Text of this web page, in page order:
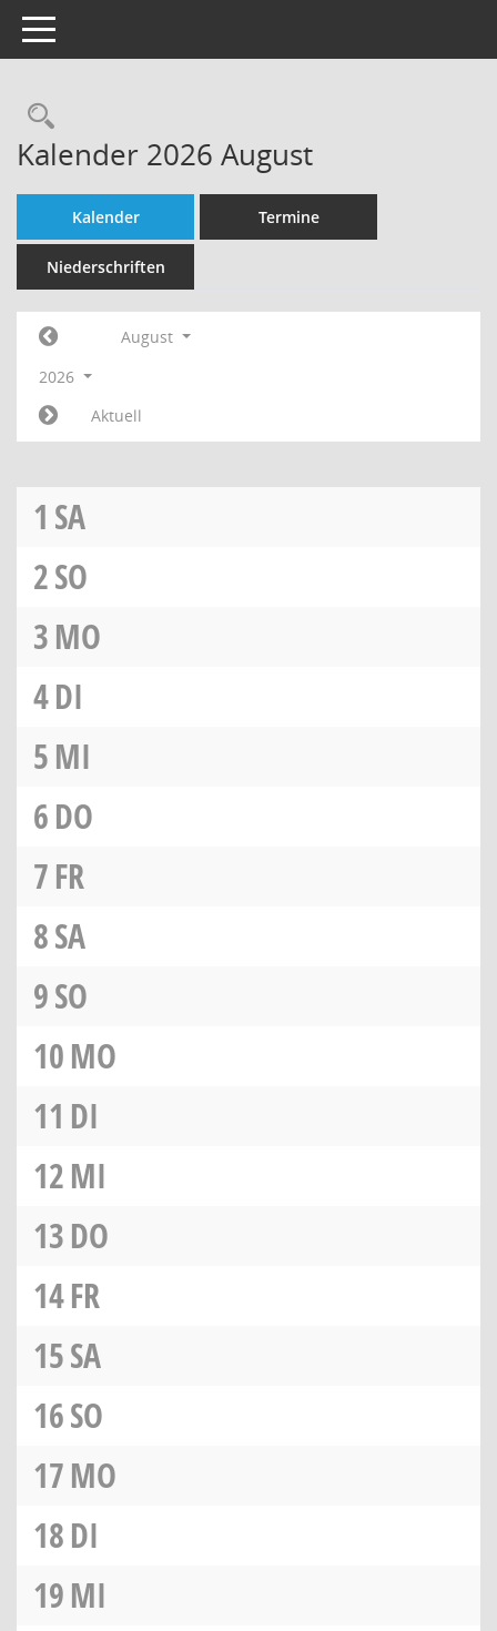
Toggle navigation
Rechercheauswahl
Kalender 2026 August
Kalender Termine
Niederschriften
August
2026
Aktuell
1 SA
2SO
3MO
4DI
5MI
6DO
7FR
8SA
9SO
10MO
11 DI
12MI
13DO
14FR
15SA
16SO
17MO
18DI
19MI